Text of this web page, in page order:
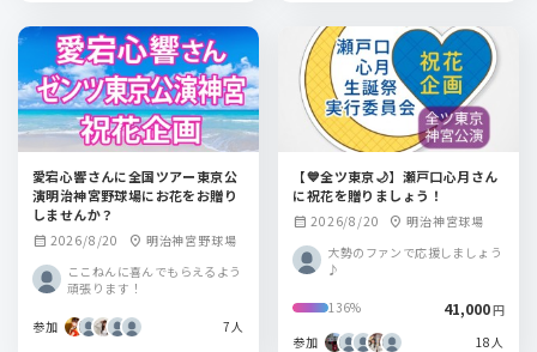
愛宕心響さんに全国ツアー東京公
演明治神宮野球場にお花をお贈り
しませんか？
calendar_month 2026/8/20 location_on 明治神宮野球場
ここねんに喜んでもらえるよう
頑張ります！
参加 7人
【💙全ツ東京🌙】瀬戸口心月さん
に祝花を贈りましょう！
calendar_month 2026/8/20 location_on 明治神宮球場
大勢のファンで応援しましょう
♪
136% 41,000円
参加
18人